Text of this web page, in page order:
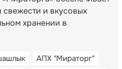
свежести и вкусовых
хранении в
АПХ "Мираторг"